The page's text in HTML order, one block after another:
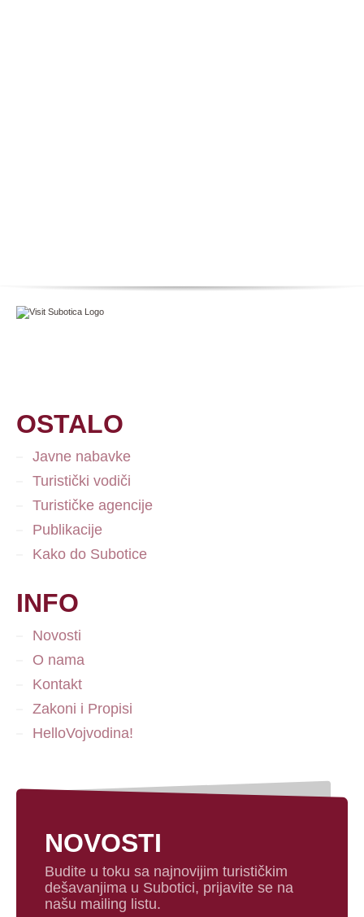
OSTALO
Javne nabavke
Turistički vodiči
Turističke agencije
Publikacije
Kako do Subotice
INFO
Novosti
O nama
Kontakt
Zakoni i Propisi
HelloVojvodina!
NOVOSTI
Budite u toku sa najnovijim turističkim
dešavanjima u Subotici, prijavite se na
našu mailing listu.